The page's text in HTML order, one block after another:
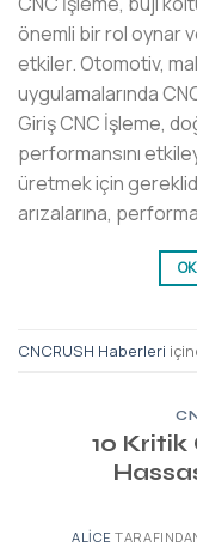
önemli bir rol oynar
etkiler. Otomotiv,
uygulamalarında
Giriş CNC İşleme,
performansını
üretmek için
arızalarına,
CNCRUSH Haberleri
10
ALICE